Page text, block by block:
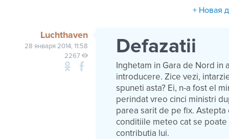
+ Новая
Luchthaven
28 января 2014, 11:58
2267
Defazatii
Inghetam in Gara de Nord in
introducere. Zice vezi,
spuneti asta? Ei, n-a fost el
perindat vreo cinci ministri
parea sarit de pe fix.
conditiile meteo cat se poate
contributia lui.